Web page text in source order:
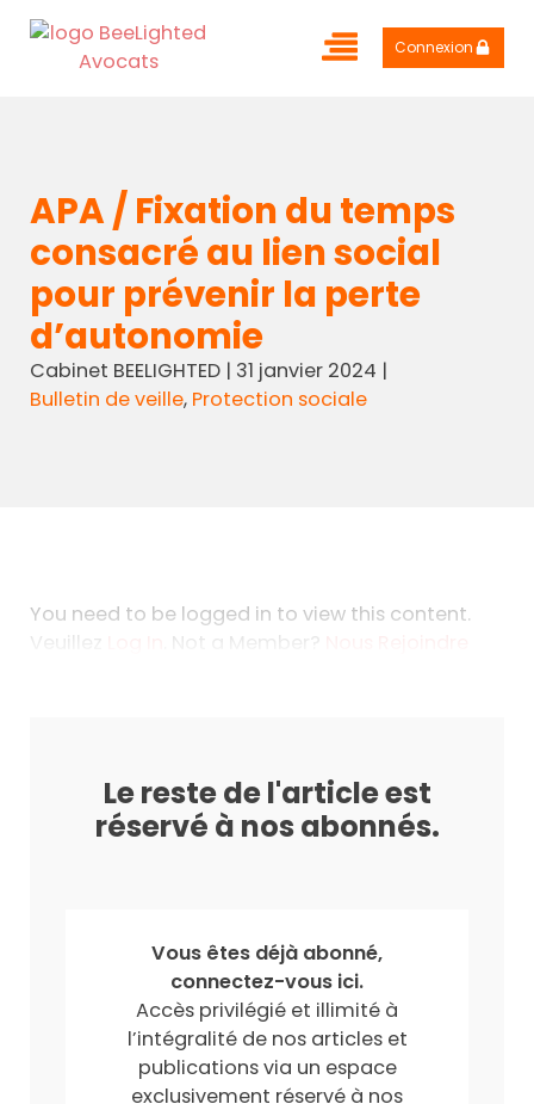
Connexion
APA / Fixation du temps
consacré au lien social
pour prévenir la perte
d’autonomie
Cabinet BEELIGHTED| 31 janvier 2024 |
Bulletin de veille, Protection sociale
You need to be logged in to view this content.
Veuillez
. Not a Member?
Le reste de l'article est
réservé à nos abonnés.
Vous êtes déjà abonné,
connectez-vous ici.
Accès privilégié et illimité à
l’intégralité de nos articles et
publications via un espace
exclusivement réservé à nos